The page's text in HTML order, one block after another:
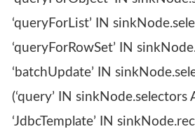
‘queryForList’ IN
‘queryForRowSet’ IN
‘batchUpdate’ IN
(‘query’ IN sinkNode.selectors
‘JdbcTemplate’ IN